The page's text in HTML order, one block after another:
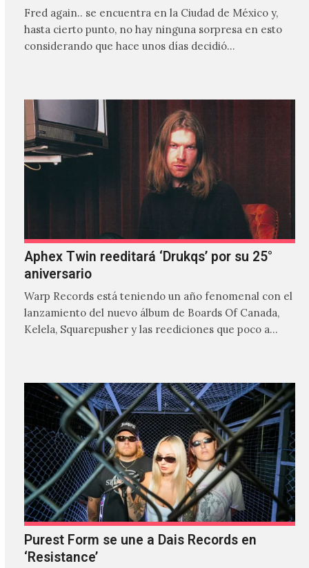
Fred again.. se encuentra en la Ciudad de México y,
hasta cierto punto, no hay ninguna sorpresa en esto
considerando que hace unos días decidió…
Aphex Twin reeditará ‘Drukqs’ por su 25°
aniversario
Warp Records está teniendo un año fenomenal con el
lanzamiento del nuevo álbum de Boards Of Canada,
Kelela, Squarepusher y las reediciones que poco a…
Purest Form se une a Dais Records en
‘Resistance’